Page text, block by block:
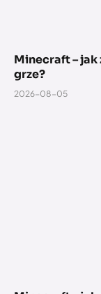
Minecraft – jak
grze?
2026-08-05